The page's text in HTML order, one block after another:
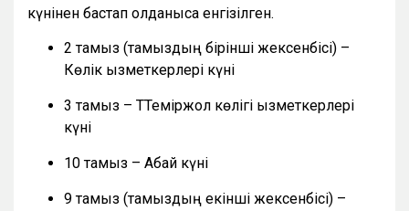
күнінен бастап қолданысқа енгізілген.
2 тамыз (тамыздың бірінші жексенбісі) –
Көлік қызметкерлері күні
3 тамыз – ТТеміржол көлігі қызметкерлері
күні
10 тамыз – Абай күні
9 тамыз (тамыздың екінші жексенбісі) –